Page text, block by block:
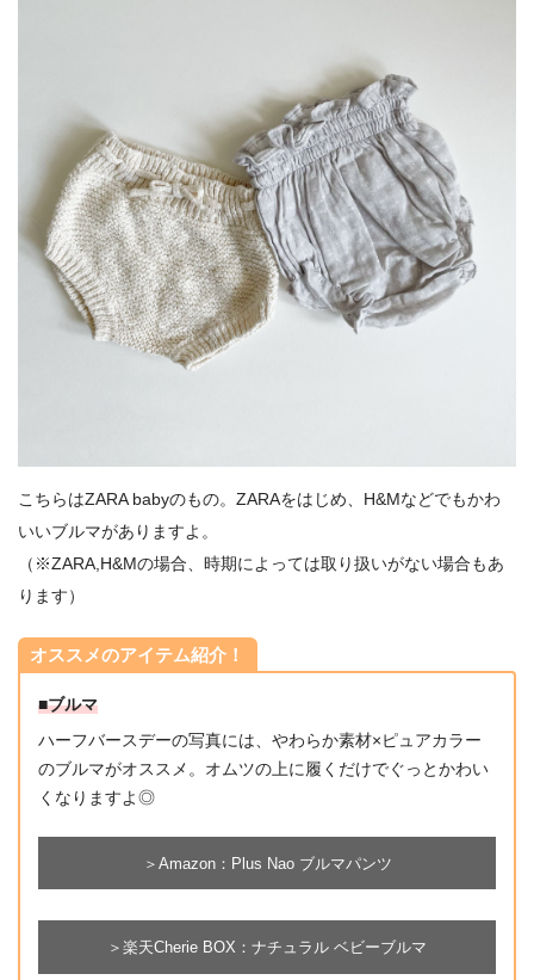
こちらはZARA babyのもの。ZARAをはじめ、H&Mなどでもかわ
いいブルマがありますよ。
（※ZARA,H&Mの場合、時期によっては取り扱いがない場合もあ
ります）
オススメのアイテム紹介！
■ブルマ
ハーフバースデーの写真には、やわらか素材×ピュアカラー
のブルマがオススメ。オムツの上に履くだけでぐっとかわい
くなりますよ◎
＞Amazon：Plus Nao ブルマパンツ
＞楽天Cherie BOX：ナチュラル ベビーブルマ